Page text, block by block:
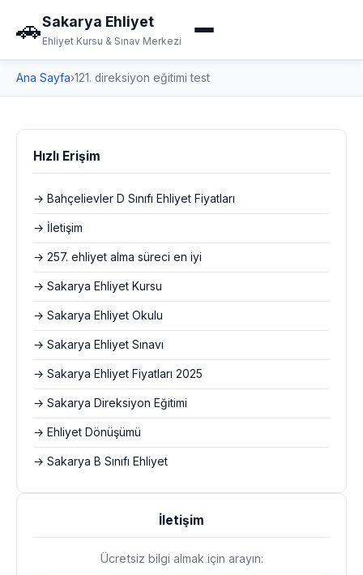
🚗Sakarya Ehliyet
Ehliyet Kursu & Sınav Merkezi
Ana Sayfa›121. direksiyon eğitimi test
Hızlı Erişim
→ Bahçelievler D Sınıfı Ehliyet Fiyatları
→ İletişim
→ 257. ehliyet alma süreci en iyi
→ Sakarya Ehliyet Kursu
→ Sakarya Ehliyet Okulu
→ Sakarya Ehliyet Sınavı
→ Sakarya Ehliyet Fiyatları 2025
→ Sakarya Direksiyon Eğitimi
→ Ehliyet Dönüşümü
→ Sakarya B Sınıfı Ehliyet
İletişim
Ücretsiz bilgi almak için arayın: